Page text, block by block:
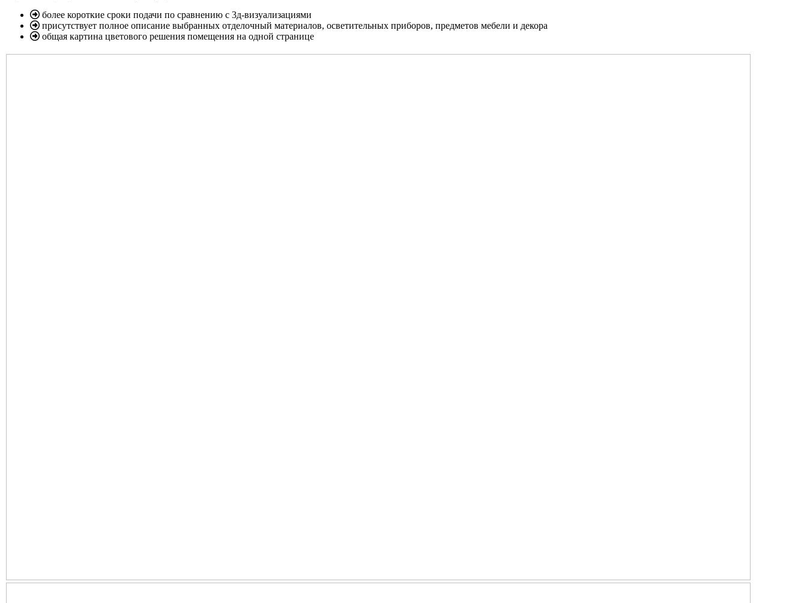
более короткие сроки подачи по сравнению с 3д-визуализациями
присутствует полное описание выбранных отделочный материалов, осветительных приборов, предметов мебели и декора
общая картина цветового решения помещения на одной странице